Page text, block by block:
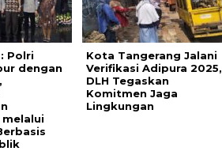
Polri
dengan
melalui
Kota Tangerang Jalani
Verifikasi Adipura 2025,
DLH Tegaskan
Komitmen Jaga
Lingkungan